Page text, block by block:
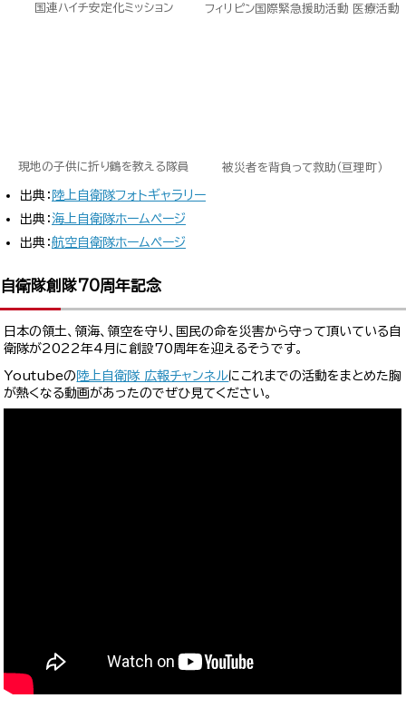
国連ハイチ安定化ミッション フィリピン国際緊急援助活動 医療活動
現地の子供に折り鶴を教える隊員 被災者を背負って救助（亘理町）
出典： 陸上自衛隊フォトギャラリー
出典：海上自衛隊ホームページ
出典：航空自衛隊ホームページ
自衛隊創隊70周年記念
日本の領土、領海、領空を守り、国民の命を災害から守って頂いている自
衛隊が2022年4月に創設70周年を迎えるそうです。
Youtubeの 陸上自衛隊 広報チャンネルにこれまでの活動をまとめた胸
が熱くなる動画があったのでぜひ見てください。